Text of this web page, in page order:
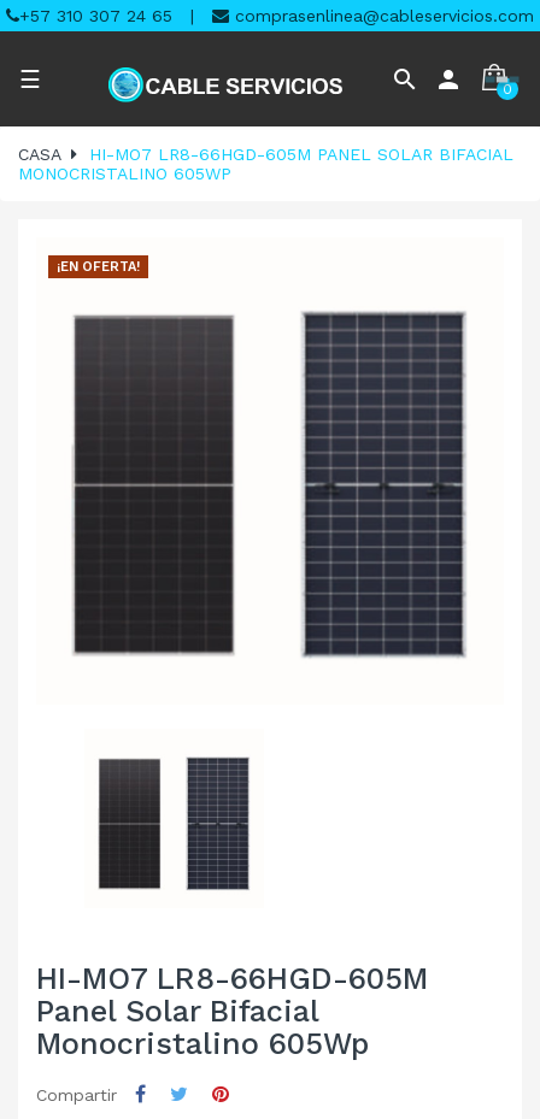
+57 310 307 24 65 | comprasenlinea@cableservicios.com
Navegación
palanca
☰ search person 0
CASA
HI-MO7 LR8-66HGD-605M PANEL SOLAR BIFACIAL
MONOCRISTALINO 605WP
¡EN OFERTA!
HI-MO7 LR8-66HGD-605M
Panel Solar Bifacial
Monocristalino 605Wp
Compartir